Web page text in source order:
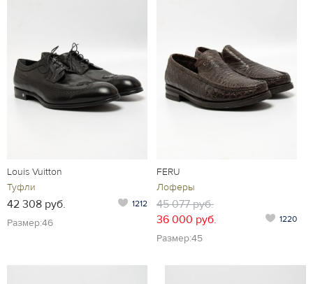
Louis Vuitton
Туфли
42 308 руб. 1212
Размер:46
FERU
Лоферы
45 077 руб.
36 000 руб.
1220
Размер:45